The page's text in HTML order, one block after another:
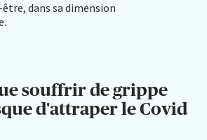
dans sa dimension
souffrir de grippe
d'attraper le Covid